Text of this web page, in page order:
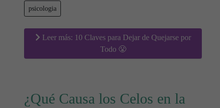
psicologia
Leer más: 10 Claves para Dejar de Quejarse por
Todo 😤
¿Qué Causa los Celos en la